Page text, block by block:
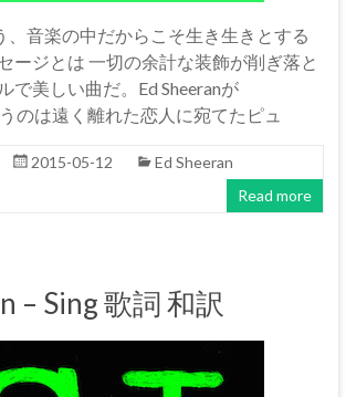
、音楽の中だからこそ生き生きとする
ージとは 一切の余計な装飾が削ぎ落と
で美しい曲だ。Ed Sheeranが
のは遠く離れた恋人に宛てたピュ
2015-05-12
Ed Sheeran
Read more
– Sing 歌詞 和訳